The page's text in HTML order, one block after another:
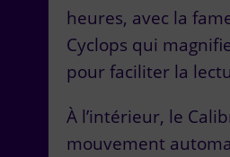
heures, avec la
Cyclops qui
pour faciliter la
À l’intérieur, le
mouvement